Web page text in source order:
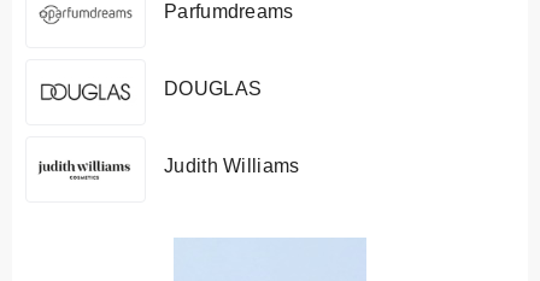
Parfumdreams
DOUGLAS
Judith Williams